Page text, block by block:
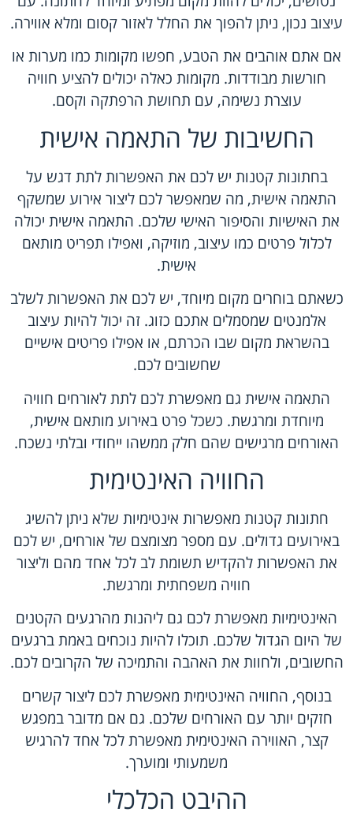
עיצוב נכון, ניתן להפוך את החלל לאזור קסום ומלא אווירה.
אם אתם אוהבים את הטבע, חפשו מקומות כמו מערות או
חורשות מבודדות. מקומות כאלה יכולים להציע חוויה
עוצרת נשימה, עם תחושת הרפתקה וקסם.
החשיבות של התאמה אישית
בחתונות קטנות יש לכם את האפשרות לתת דגש על
התאמה אישית, מה שמאפשר לכם ליצור אירוע שמשקף
את האישיות והסיפור האישי שלכם. התאמה אישית יכולה
לכלול פרטים כמו עיצוב, מוזיקה, ואפילו תפריט מותאם
אישית.
כשאתם בוחרים מקום מיוחד, יש לכם את האפשרות לשלב
אלמנטים שמסמלים אתכם כזוג. זה יכול להיות עיצוב
בהשראת מקום שבו הכרתם, או אפילו פריטים אישיים
שחשובים לכם.
התאמה אישית גם מאפשרת לכם לתת לאורחים חוויה
מיוחדת ומרגשת. כשכל פרט באירוע מותאם אישית,
האורחים מרגישים שהם חלק ממשהו ייחודי ובלתי נשכח.
החוויה האינטימית
חתונות קטנות מאפשרות אינטימיות שלא ניתן להשיג
באירועים גדולים. עם מספר מצומצם של אורחים, יש לכם
את האפשרות להקדיש תשומת לב לכל אחד מהם וליצור
חוויה משפחתית ומרגשת.
האינטימיות מאפשרת לכם גם ליהנות מהרגעים הקטנים
של היום הגדול שלכם. תוכלו להיות נוכחים באמת ברגעים
החשובים, ולחוות את האהבה והתמיכה של הקרובים לכם.
בנוסף, החוויה האינטימית מאפשרת לכם ליצור קשרים
חזקים יותר עם האורחים שלכם. גם אם מדובר במפגש
קצר, האווירה האינטימית מאפשרת לכל אחד להרגיש
משמעותי ומוערך.
ההיבט הכלכלי